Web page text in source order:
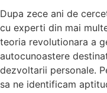
Dupa zece ani de
cu experti din mai
teoria revolutionara a
autocunoastere
dezvoltarii personale.
sa ne identificam